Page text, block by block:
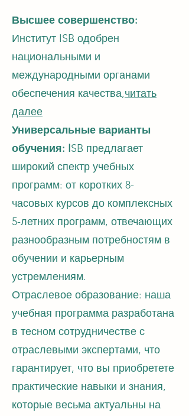
Высшее совершенство:
Институт ISB одобрен
национальными и
международными органами
обеспечения качества,читать
далее
Универсальные варианты
обучения: ISB предлагает
широкий спектр учебных
программ: от коротких 8-
часовых курсов до комплексных
5-летних программ, отвечающих
разнообразным потребностям в
обучении и карьерным
устремлениям.
Отраслевое образование: наша
учебная программа разработана
в тесном сотрудничестве с
отраслевыми экспертами, что
гарантирует, что вы приобретете
практические навыки и знания,
которые весьма актуальны на